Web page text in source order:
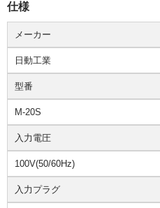
仕様
メーカー
日動工業
型番
M-20S
入力電圧
100V(50/60Hz)
入力プラグ